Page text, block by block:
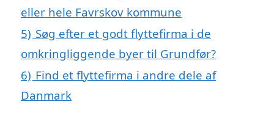
eller hele Favrskov kommune
5) Søg efter et godt flyttefirma i de
omkringliggende byer til Grundfør?
6) Find et flyttefirma i andre dele af
Danmark